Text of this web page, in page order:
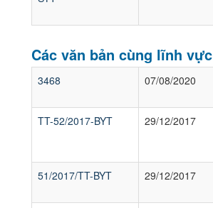
Các văn bản cùng lĩnh vực
3468 07/08/2020
TT-52/2017-BYT
29/12/2017
51/2017/TT-BYT
29/12/2017